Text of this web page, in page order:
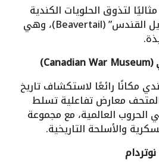
لتذوق الحلويات الكندية
التقليدية، مثل “ذيل القندس” (Beavertail)، وهي
مكانًا رائعًا لاستكشاف تاريخ
معارض تفاعلية تسلط
الحروب العالمية، مع مجموعة
والأسلحة التاريخية.